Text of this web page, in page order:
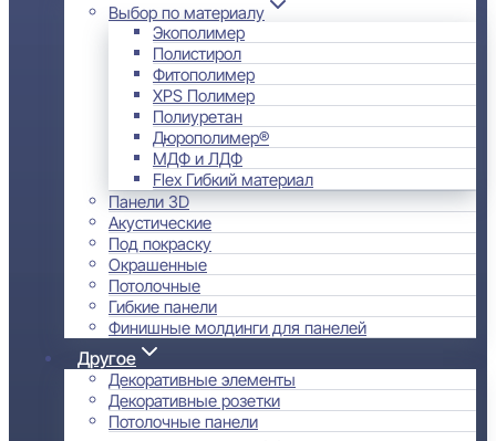
Выбор по материалу
Экополимер
Полистирол
Фитополимер
XPS Полимер
Полиуретан
Дюрополимер®
МДФ и ЛДФ
Flex Гибкий материал
Панели 3D
Акустические
Под покраску
Окрашенные
Потолочные
Гибкие панели
Финишные молдинги для панелей
Другое
Декоративные элементы
Декоративные розетки
Потолочные панели